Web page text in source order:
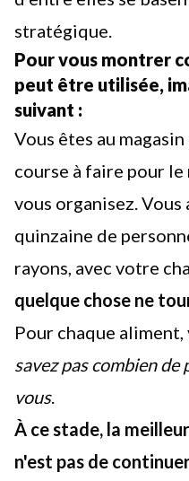
stratégique.
Pour vous montrer
peut être utilisée,
suivant :
Vous êtes au
course à faire pour le
vous organisez. Vous
quinzaine de
rayons, avec votre
quelque chose ne
Pour chaque aliment,
savez pas combien
vous.
À ce stade, la
n'est pas de